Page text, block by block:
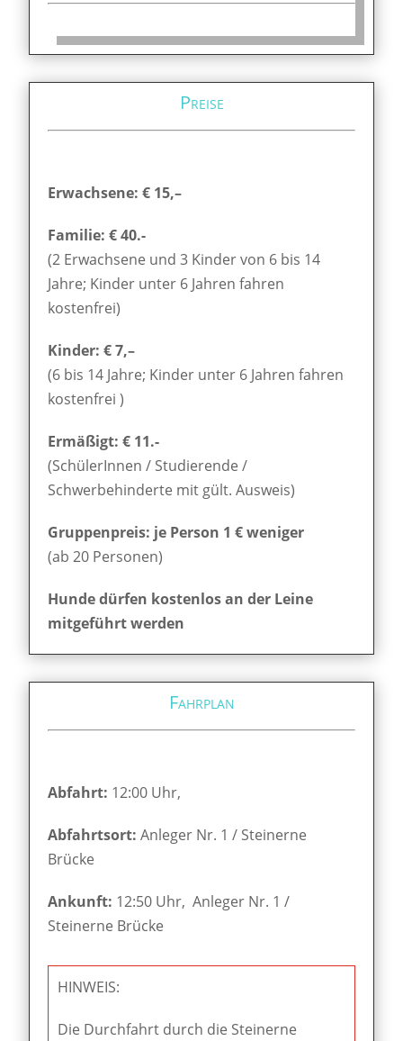
Preise
Erwachsene: € 15,–
Familie: € 40.-
(2 Erwachsene und 3 Kinder von 6 bis 14
Jahre; Kinder unter 6 Jahren fahren
kostenfrei)
Kinder: € 7,–
(6 bis 14 Jahre; Kinder unter 6 Jahren fahren
kostenfrei )
Ermäßigt: € 11.-
(SchülerInnen / Studierende /
Schwerbehinderte mit gült. Ausweis)
Gruppenpreis: je Person 1 € weniger
(ab 20 Personen)
Hunde dürfen kostenlos an der Leine
mitgeführt werden
Fahrplan
Abfahrt: 12:00 Uhr,
Abfahrtsort:Anleger Nr. 1 / Steinerne
Brücke
Ankunft: 12:50 Uhr, Anleger Nr. 1 /
Steinerne Brücke
HINWEIS:
Die Durchfahrt durch die Steinerne